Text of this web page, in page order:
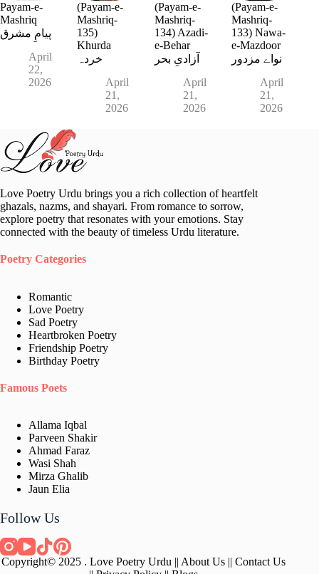
Payam-e-
Mashriq
پیامِ مشرق
April
22,
2026
(Payam-e-
Mashriq-
135)
Khurda
April
21,
2026
(Payam-e-
Mashriq-
134) Azadi-
e-Behar
آزادیِ بحر
April
21,
2026
(Payam-e-
Mashriq-
133) Nawa-
e-Mazdoor
April
21,
2026
Love Poetry Urdu brings you a rich collection of heartfelt
ghazals, nazms, and shayari. From romance to sorrow,
explore poetry that resonates with your emotions. Stay
connected with the beauty of timeless Urdu literature.
Poetry Categories
Romantic
Love Poetry
Sad Poetry
Heartbroken Poetry
Friendship Poetry
Birthday Poetry
Famous Poets
Allama Iqbal
Parveen Shakir
Ahmad Faraz
Wasi Shah
Mirza Ghalib
Jaun Elia​
Follow Us
Copyright© 2025 . Love Poetry Urdu ||About Us ||Contact Us